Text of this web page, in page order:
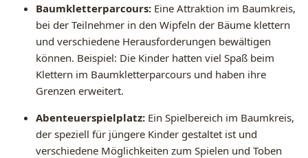
Baumkletterparcours: Eine Attraktion im Baumkreis,
bei der Teilnehmer in den Wipfeln der Bäume klettern
und verschiedene Herausforderungen bewältigen
können. Beispiel: Die Kinder hatten viel Spaß beim
Klettern im Baumkletterparcours und haben ihre
Grenzen erweitert.
Abenteuerspielplatz: Ein Spielbereich im Baumkreis,
der speziell für jüngere Kinder gestaltet ist und
verschiedene Möglichkeiten zum Spielen und Toben